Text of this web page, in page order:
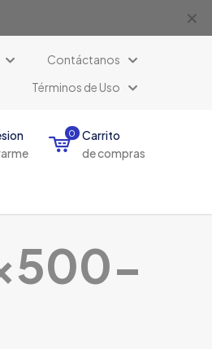
✕
Contáctanos
Términos de Uso
0
Carrito
de compras